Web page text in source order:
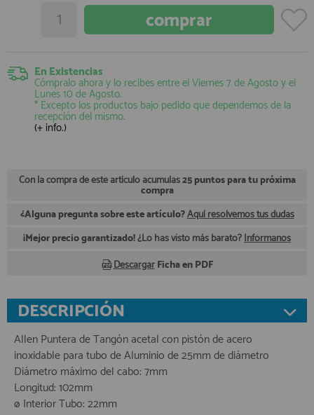
AFILIADOS
INFORMACION
910 60 71 03
Sábados de 10:00 a 14:00
Solo para
info@francobordo.com
registro profesional
En Existencias
Cómpralo ahora y lo recibes entre elViernes 7 de Agostoy el
Lunes 10 de Agosto.
* Excepto los productos bajo pedido que dependemos de la
recepción del mismo.
(+ info.)
Con la compra de este artículo acumulas25 puntos para tu próxima
compra
¿Alguna pregunta sobre este artículo?Aquí resolvemos tus dudas
¡Mejor precio garantizado!¿Lo has visto más barato?Infórmanos
Descargar Ficha en PDF
DESCRIPCIÓN
Allen Puntera de Tangón acetal con pistón de acero
inoxidable para tubo de Aluminio de 25mm de diámetro
Diámetro máximo del cabo: 7mm
Longitud: 102mm
ø Interior Tubo: 22mm